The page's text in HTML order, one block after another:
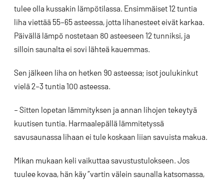
tulee olla kussakin lämpötilassa. Ensimmäiset 12 tuntia
liha viettää 55–65 asteessa, jotta lihanesteet eivät karkaa.
Päivällä lämpö nostetaan 80 asteeseen 12 tunniksi, ja
silloin saunalta ei sovi lähteä kauemmas.
Sen jälkeen liha on hetken 90 asteessa; isot joulukinkut
vielä 2–3 tuntia 100 asteessa.
– Sitten lopetan lämmityksen ja annan lihojen tekeytyä
kuutisen tuntia. Harmaalepällä lämmitetyssä
savusaunassa lihaan ei tule koskaan liian savuista makua.
Mikan mukaan keli vaikuttaa savustustulokseen. Jos
tuulee kovaa, hän käy ”vartin välein saunalla katsomassa,